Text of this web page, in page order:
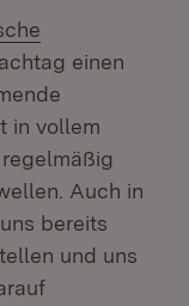
Fenster)
einen
in vollem
Auch in
bereits
und uns